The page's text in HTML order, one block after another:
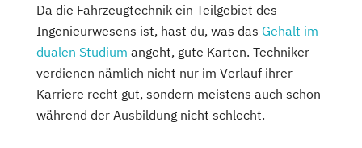
Da die Fahrzeugtechnik ein Teilgebiet des
Ingenieurwesens ist, hast du, was das Gehalt im
dualen Studium angeht, gute Karten. Techniker
verdienen nämlich nicht nur im Verlauf ihrer
Karriere recht gut, sondern meistens auch schon
während der Ausbildung nicht schlecht.